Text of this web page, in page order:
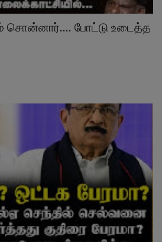
சொன்னார்.... போட்டு உடைத்த